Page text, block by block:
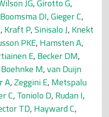
JG,Girotto G,
Boomsma DI,Gieger C,
, Kraft P,Sinisalo J, Knekt
PKE, Hamsten A,
E, Becker DM,
Boehnke M,van Duijn
A,Zeggini E, Metspalu
C, Toniolo D, Rudan I,
TD, Hayward C,